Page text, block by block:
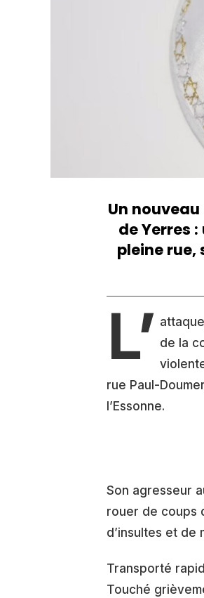
Un
de Yerres
pleine
L’ de la
rue Paul-
l’Essonne.
Son agresseur
rouer de coups
d’insultes et de
Transporté
Touché